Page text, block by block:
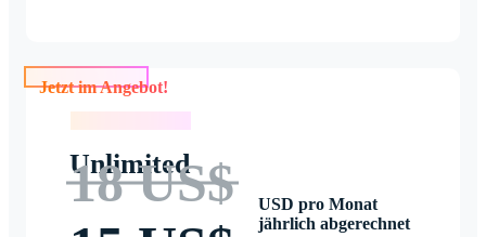
Jetzt im Angebot!
Unlimited
18 US$
USD pro Monat
jährlich abgerechnet